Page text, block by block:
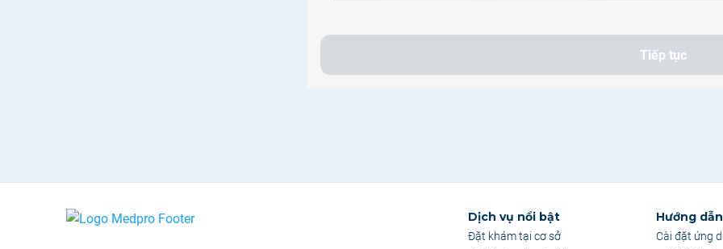
Tiếp tục
Dịch vụ nổi bật
Đặt khám tại cơ sở
Hướng
Cài đặt ứng